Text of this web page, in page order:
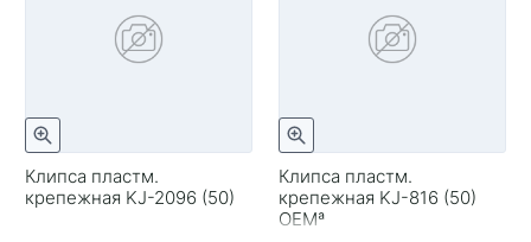
Клипса пластм.
крепежная KJ-2096 (50)
Клипса пластм.
крепежная KJ-816 (50)
OEMª